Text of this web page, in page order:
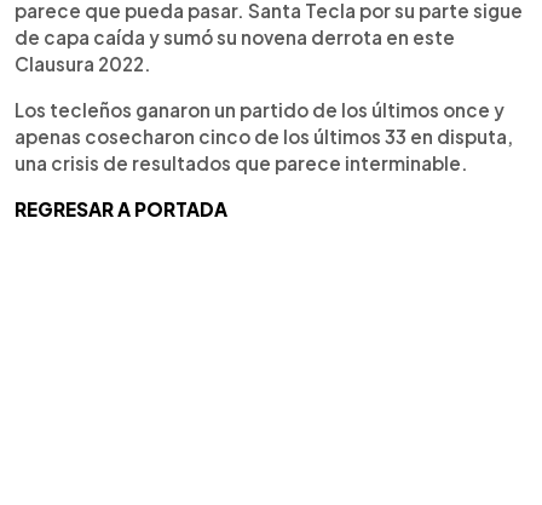
parece que pueda pasar. Santa Tecla por su parte sigue
de capa caída y sumó su novena derrota en este
Clausura 2022.
Los tecleños ganaron un partido de los últimos once y
apenas cosecharon cinco de los últimos 33 en disputa,
una crisis de resultados que parece interminable.
REGRESAR A PORTADA